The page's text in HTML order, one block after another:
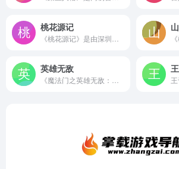
桃花源记
英雄无敌